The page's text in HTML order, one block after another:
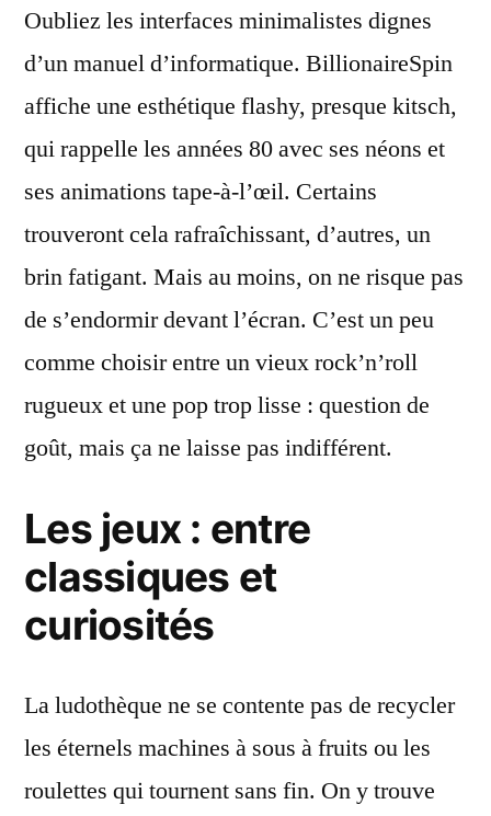
Oubliez les interfaces minimalistes dignes
d’un manuel d’informatique. BillionaireSpin
affiche une esthétique flashy, presque kitsch,
qui rappelle les années 80 avec ses néons et
ses animations tape-à-l’œil. Certains
trouveront cela rafraîchissant, d’autres, un
brin fatigant. Mais au moins, on ne risque pas
de s’endormir devant l’écran. C’est un peu
comme choisir entre un vieux rock’n’roll
rugueux et une pop trop lisse : question de
goût, mais ça ne laisse pas indifférent.
Les jeux : entre
classiques et
curiosités
La ludothèque ne se contente pas de recycler
les éternels machines à sous à fruits ou les
roulettes qui tournent sans fin. On y trouve